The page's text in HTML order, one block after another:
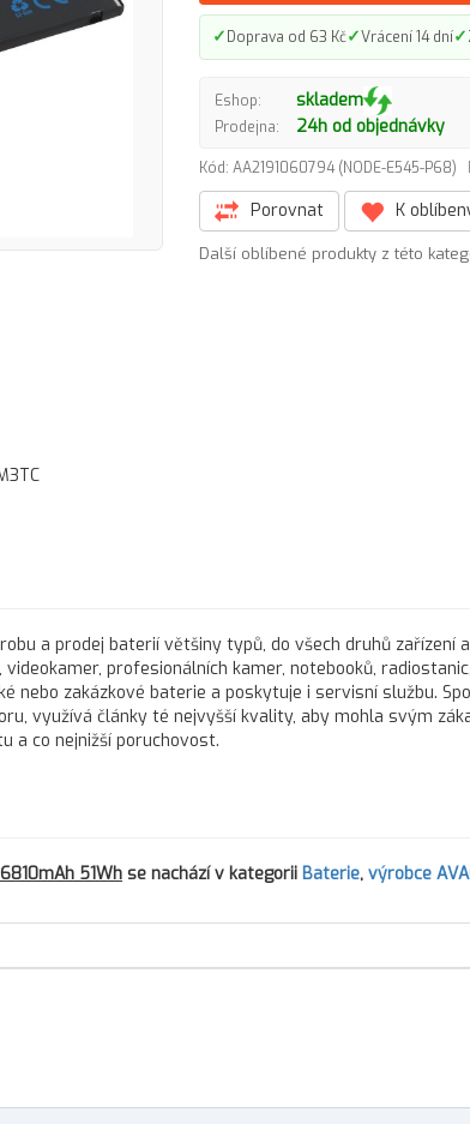
✓Doprava od 63 Kč✓Vrácení 14 dní✓
Eshop: skladem
Prodejna: 24h od objednávky
Kód: AA2191060794 (NODE-E545-P68)
Porovnat K
Další oblíbené produkty z této
a prodej baterií většiny typů, do všech druhů zařízení
profesionálních kamer, notebooků,
nebo zakázkové baterie a poskytuje i servisní službu.
využívá články té nejvyšší kvality, aby mohla svým
a co nejnižší poruchovost.
51Wh se nachází v kategorii Baterie, výrobce